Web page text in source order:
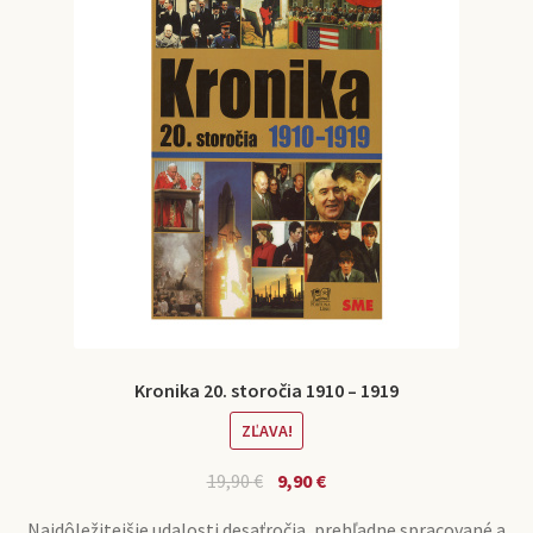
Kronika 20. storočia 1910 – 1919
ZĽAVA!
19,90€ Pôvodná
9,90€Aktuálna